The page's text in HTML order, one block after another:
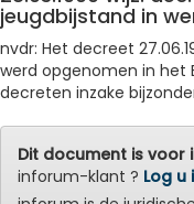
jeugdbijstand in
nvdr: Het decreet
werd opgenomen in het
decreten inzake
Dit document is
inforum-klant ? Log u